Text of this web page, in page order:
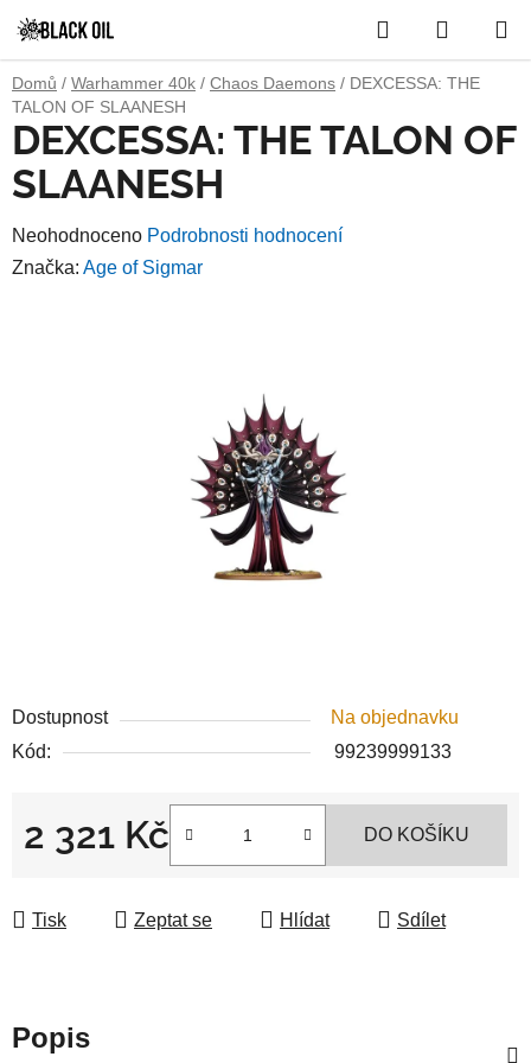
na
obsah
Hledat
KOŠÍK
Domů / Warhammer 40k / Chaos Daemons / DEXCESSA: THE
TALON OF SLAANESH
Dostupnost
Na objednavku
Kód:
99239999133
2 321 Kč DO KOŠÍKU
Tisk Zeptat se Hlídat Sdílet
DEXCESSA: THE TALON OF
SLAANESH
Průměrné
hodnocení
Neohodnoceno Podrobnosti hodnocení
Značka: Age of Sigmar
Popis